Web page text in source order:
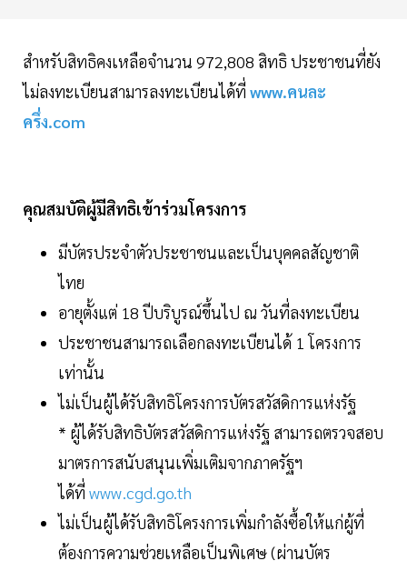
สำหรับสิทธิคงเหลือจำนวน 972,808 สิทธิ ประชาชนที่ยัง
ไม่ลงทะเบียนสามารลงทะเบียนได้ที่ www.คนละ
ครึ่ง.com
คุณสมบัติผู้มีสิทธิเข้าร่วมโครงการ
มีบัตรประจำตัวประชาชนและเป็นบุคคลสัญชาติ
ไทย
อายุตั้งแต่ 18 ปีบริบูรณ์ขึ้นไป ณ วันที่ลงทะเบียน
ประชาชนสามารถเลือกลงทะเบียนได้ 1 โครงการ
เท่านั้น
ไม่เป็นผู้ได้รับสิทธิโครงการบัตรสวัสดิการแห่งรัฐ
* ผู้ได้รับสิทธิบัตรสวัสดิการแห่งรัฐ สามารถตรวจสอบ
มาตรการสนับสนุนเพิ่มเติมจากภาครัฐฯ
ได้ที่ www.cgd.go.th
ไม่เป็นผู้ได้รับสิทธิโครงการเพิ่มกำลังซื้อให้แก่ผู้ที่
ต้องการความช่วยเหลือเป็นพิเศษ (ผ่านบัตร